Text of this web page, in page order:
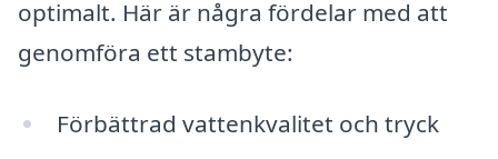
optimalt. Här är några fördelar med att
genomföra ett stambyte:
Förbättrad vattenkvalitet och tryck